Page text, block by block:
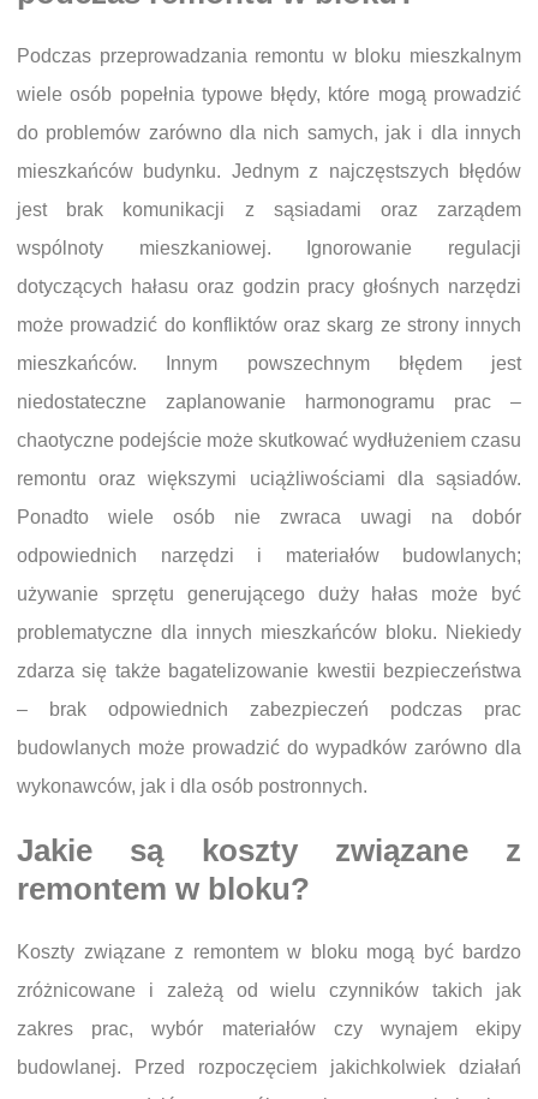
Podczas przeprowadzania remontu w bloku mieszkalnym
wiele osób popełnia typowe błędy, które mogą prowadzić
do problemów zarówno dla nich samych, jak i dla innych
mieszkańców budynku. Jednym z najczęstszych błędów
jest brak komunikacji z sąsiadami oraz zarządem
wspólnoty mieszkaniowej. Ignorowanie regulacji
dotyczących hałasu oraz godzin pracy głośnych narzędzi
może prowadzić do konfliktów oraz skarg ze strony innych
mieszkańców. Innym powszechnym błędem jest
niedostateczne zaplanowanie harmonogramu prac –
chaotyczne podejście może skutkować wydłużeniem czasu
remontu oraz większymi uciążliwościami dla sąsiadów.
Ponadto wiele osób nie zwraca uwagi na dobór
odpowiednich narzędzi i materiałów budowlanych;
używanie sprzętu generującego duży hałas może być
problematyczne dla innych mieszkańców bloku. Niekiedy
zdarza się także bagatelizowanie kwestii bezpieczeństwa
– brak odpowiednich zabezpieczeń podczas prac
budowlanych może prowadzić do wypadków zarówno dla
wykonawców, jak i dla osób postronnych.
Jakie są koszty związane z
remontem w bloku?
Koszty związane z remontem w bloku mogą być bardzo
zróżnicowane i zależą od wielu czynników takich jak
zakres prac, wybór materiałów czy wynajem ekipy
budowlanej. Przed rozpoczęciem jakichkolwiek działań